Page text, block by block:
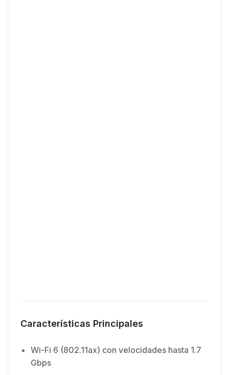
Características Principales
Wi-Fi 6 (802.11ax) con velocidades hasta 1.7
Gbps